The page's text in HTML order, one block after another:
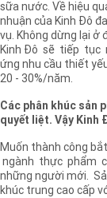
sữa nước. Về hiệu
nhuận của Kinh Đô
vụ. Không dừng lại ở
Kinh Đô sẽ tiếp tục
ứng nhu cầu thiết
20 - 30%/năm.
Các phân khúc sản
quyết liệt. Vậy Kinh
Muốn thành công
ngành thực phẩm
những người mới.
khúc trung cao cấp